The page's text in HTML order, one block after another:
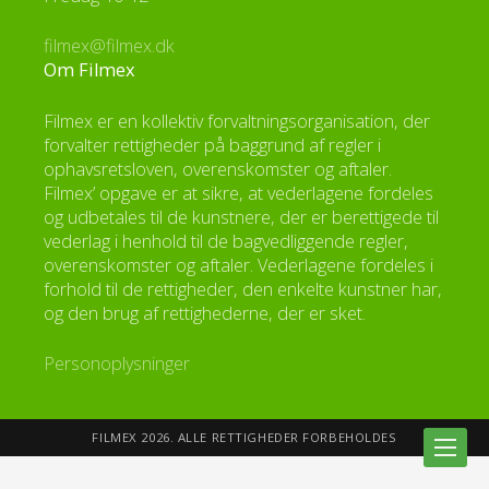
filmex@filmex.dk
Om Filmex
Filmex er en kollektiv forvaltningsorganisation, der
forvalter rettigheder på baggrund af regler i
ophavsretsloven, overenskomster og aftaler.
Filmex’ opgave er at sikre, at vederlagene fordeles
og udbetales til de kunstnere, der er berettigede til
vederlag i henhold til de bagvedliggende regler,
overenskomster og aftaler. Vederlagene fordeles i
forhold til de rettigheder, den enkelte kunstner har,
og den brug af rettighederne, der er sket.
Personoplysninger
FILMEX 2026. ALLE RETTIGHEDER FORBEHOLDES